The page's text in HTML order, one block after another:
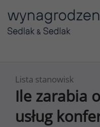
Lista stanowisk
Ile zarabia
usług